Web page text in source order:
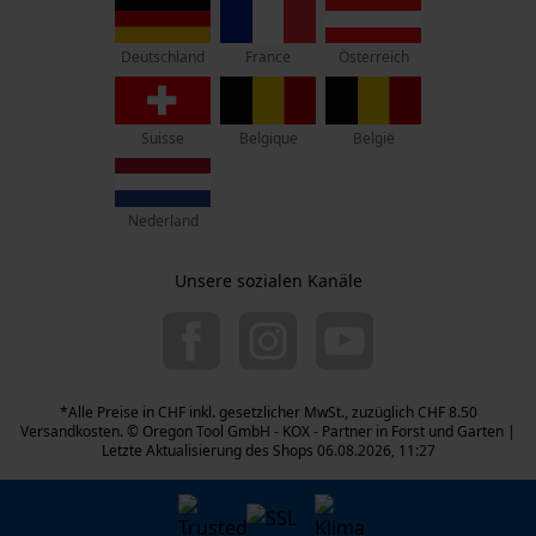
D-70736 Fellbach
Retouren-Adresse:
Beim Erlenwäldchen 14/2
71522 Backnang
Telefon Erreichbarkeit:
Mo.-Fr.: 07:00 - 18:00 Uhr
Deutschland France Österreich
Suisse Belgique België
Nederland
Unsere sozialen Kanäle
*Alle Preise in CHF inkl. gesetzlicher MwSt., zuzüglich CHF 8.50
Versandkosten. © Oregon Tool GmbH - KOX - Partner in Forst und Garten |
Letzte Aktualisierung des Shops 06.08.2026, 11:27